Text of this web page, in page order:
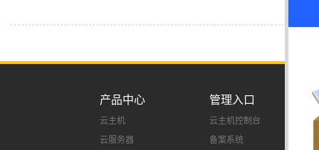
产品中心
云主机
云服务器
管理入口
云主机控制台
备案系统